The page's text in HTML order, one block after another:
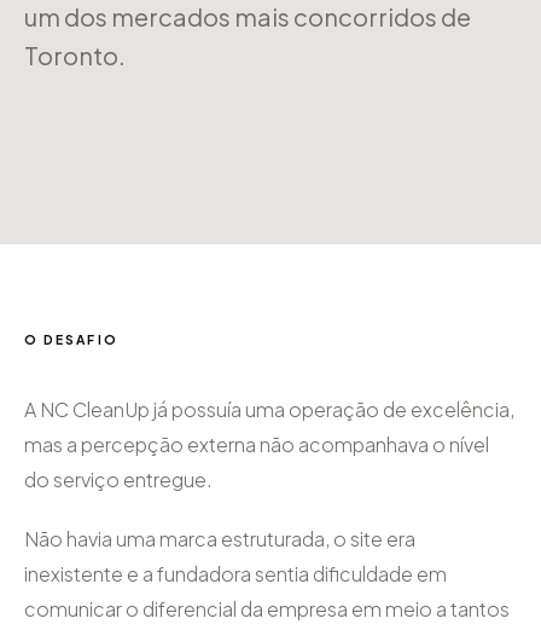
um dos mercados mais concorridos de
Toronto.
O DESAFIO
A NC CleanUp já possuía uma operação de excelência,
mas a percepção externa não acompanhava o nível
do serviço entregue.
Não havia uma marca estruturada, o site era
inexistente e a fundadora sentia dificuldade em
comunicar o diferencial da empresa em meio a tantos